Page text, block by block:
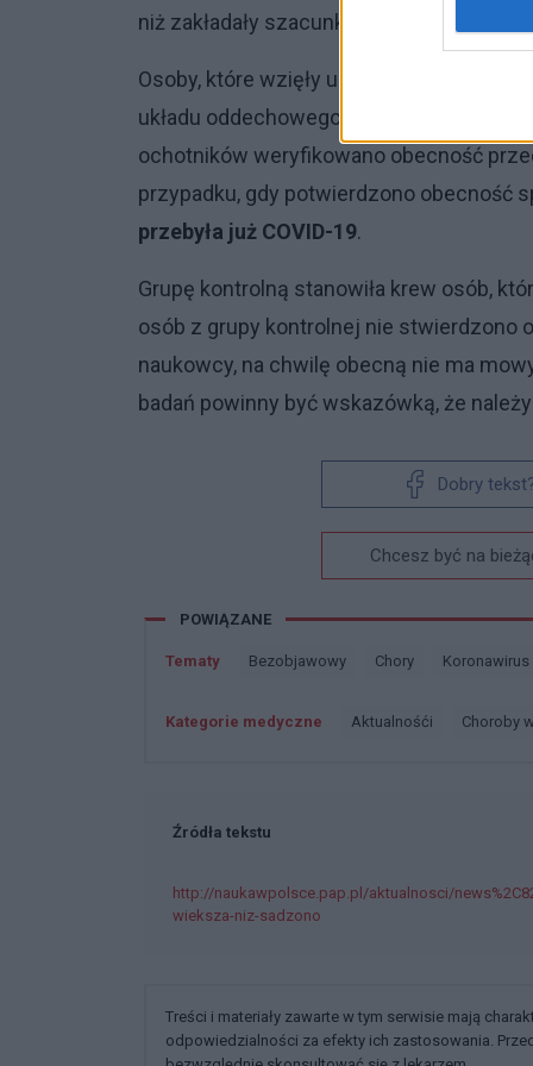
niż zakładały szacunki.
Osoby, które wzięły udział w badaniu,
układu oddechowego oraz nie były
ochotników weryfikowano obecność
przypadku, gdy potwierdzono obecność
przebyła już COVID-19.
Grupę kontrolną stanowiła krew osób,
osób z grupy kontrolnej nie stwierdzono
naukowcy, na chwilę obecną nie ma
badań powinny być wskazówką, że
Dobry
Chcesz być na
POWIĄZANE
Tematy Bezobjawowy Chory Koronawirus
Kategorie medyczne Aktualnośći Choroby
Źródła tekstu
http://naukawpolsce.pap.pl/aktualnosci/
wieksza-niz-sadzono
Treści i materiały zawarte w tym serwisie mają
odpowiedzialności za efekty ich zastosowania.